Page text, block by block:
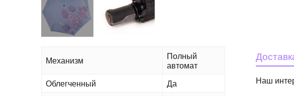
Механизм
Полный
автомат
Облегченный
Да
Наш